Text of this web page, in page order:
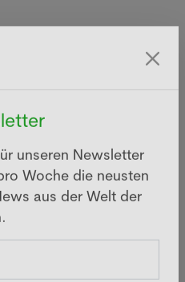
unseren Newsletter
Woche die neusten
aus der Welt der